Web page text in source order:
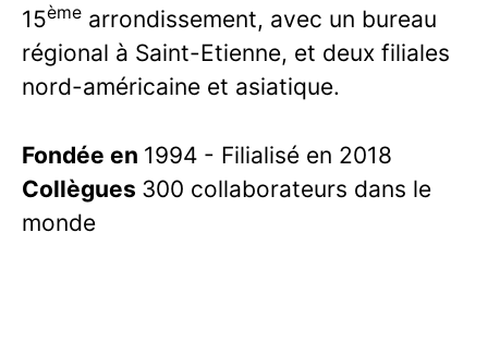
15ème arrondissement, avec un bureau
régional à Saint-Etienne, et deux filiales
nord-américaine et asiatique.
Fondée en 1994 - Filialisé en 2018
Collègues 300 collaborateurs dans le
monde